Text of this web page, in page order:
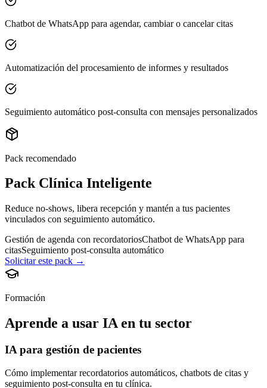
Chatbot de WhatsApp para agendar, cambiar o cancelar citas
Automatización del procesamiento de informes y resultados
Seguimiento automático post-consulta con mensajes personalizados
Pack recomendado
Pack Clínica Inteligente
Reduce no-shows, libera recepción y mantén a tus pacientes
vinculados con seguimiento automático.
Gestión de agenda con recordatoriosChatbot de WhatsApp para
citasSeguimiento post-consulta automático
Solicitar este pack →
Formación
Aprende a usar IA en tu sector
IA para gestión de pacientes
Cómo implementar recordatorios automáticos, chatbots de citas y
seguimiento post-consulta en tu clínica.